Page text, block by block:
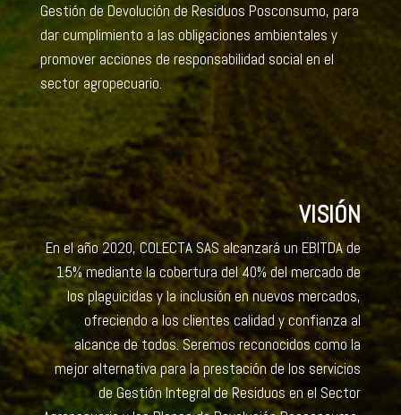
Gestión de Devolución de Residuos Posconsumo, para
dar cumplimiento a las obligaciones ambientales y
promover acciones de responsabilidad social en el
sector agropecuario.
VISIÓN
En el año 2020, COLECTA SAS alcanzará un EBITDA de
15% mediante la cobertura del 40% del mercado de
los plaguicidas y la inclusión en nuevos mercados,
ofreciendo a los clientes calidad y confianza al
alcance de todos. Seremos reconocidos como la
mejor alternativa para la prestación de los servicios
de Gestión Integral de Residuos en el Sector